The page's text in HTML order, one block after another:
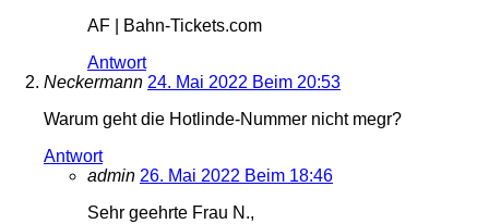
AF | Bahn-Tickets.com
Antwort
Neckermann 24. Mai 2022 Beim 20:53
Warum geht die Hotlinde-Nummer nicht megr?
Antwort
admin 26. Mai 2022 Beim 18:46
Sehr geehrte Frau N.,